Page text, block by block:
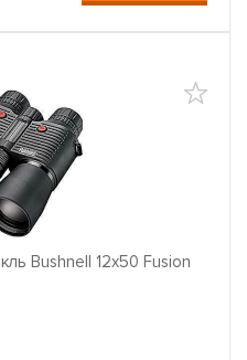
Bushnell 12x50 Fusion